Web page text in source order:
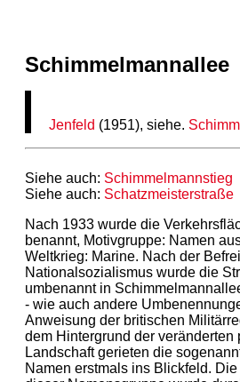
Schimmelmannallee
Jenfeld (1951), siehe.
Siehe auch: Schimmelmannstieg
Siehe auch: Schatzmeisterstraße
Nach 1933 wurde die
benannt, Motivgruppe: Namen
Weltkrieg: Marine. Nach der
Nationalsozialismus wurde die
umbenannt in
- wie auch andere
Anweisung der britischen
dem Hintergrund der veränderten
Landschaft gerieten die
Namen erstmals ins Blickfeld.